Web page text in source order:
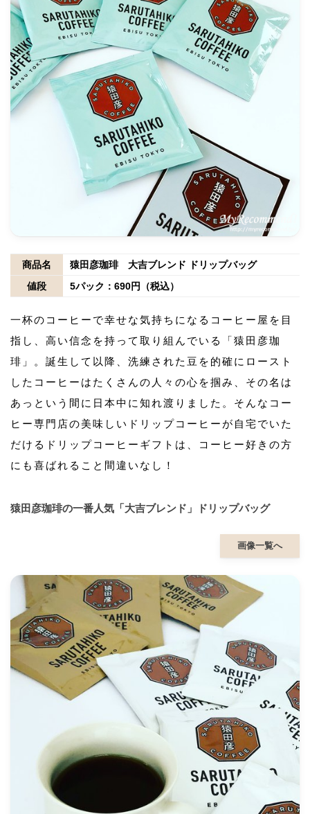
商品名
猿田彦珈琲 大吉ブレンド ドリップバッグ
値段
5パック：690円（税込）
一杯のコーヒーで幸せな気持ちになるコーヒー屋を目
指し、高い信念を持って取り組んでいる「猿田彦珈
琲」。誕生して以降、洗練された豆を的確にロースト
したコーヒーはたくさんの人々の心を掴み、その名は
あっという間に日本中に知れ渡りました。そんなコー
ヒー専門店の美味しいドリップコーヒーが自宅でいた
だけるドリップコーヒーギフトは、コーヒー好きの方
にも喜ばれること間違いなし！
猿田彦珈琲の一番人気「大吉ブレンド」ドリップバッグ
画像一覧へ